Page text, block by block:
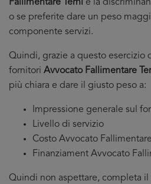
Fallimentare Terni è la
o se preferite dare un peso
componente servizi.
Quindi, grazie a questo esercizio
fornitori Avvocato Fallimentare
più chiara e dare il giusto peso a:
Impressione generale sul
Livello di servizio
Costo Avvocato Fallimentare
Finanziament Avvocato
Quindi non aspettare, completa il